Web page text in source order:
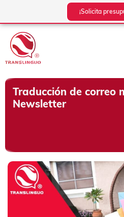
contenido
¡Solicita
Traducción de correo
Newsletter